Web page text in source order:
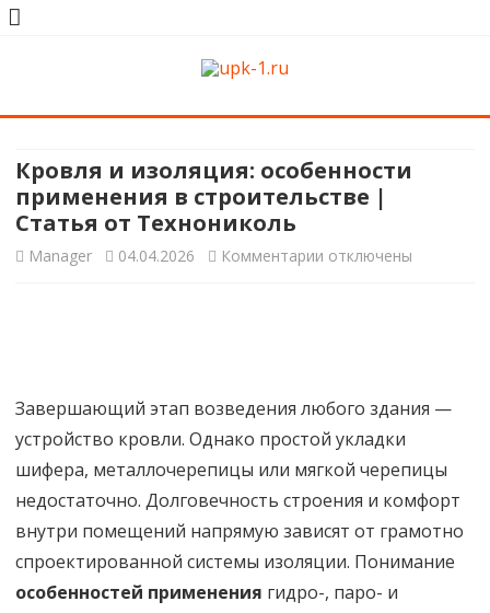
Skip
content
Кровля и изоляция: особенности
применения в строительстве |
Статья от Технониколь
Manager 04.04.2026 Комментарии к
изоляция:
особенности
применения
в
строительстве
|
отключены
Завершающий этап возведения любого здания —
устройство кровли. Однако простой укладки
шифера, металлочерепицы или мягкой черепицы
недостаточно. Долговечность строения и комфорт
внутри помещений напрямую зависят от грамотно
спроектированной системы изоляции. Понимание
особенностей применения гидро-, паро- и